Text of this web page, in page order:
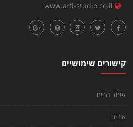
www.arti-studio.co.il
קישורים שימושיים
עמוד הבית
אודות